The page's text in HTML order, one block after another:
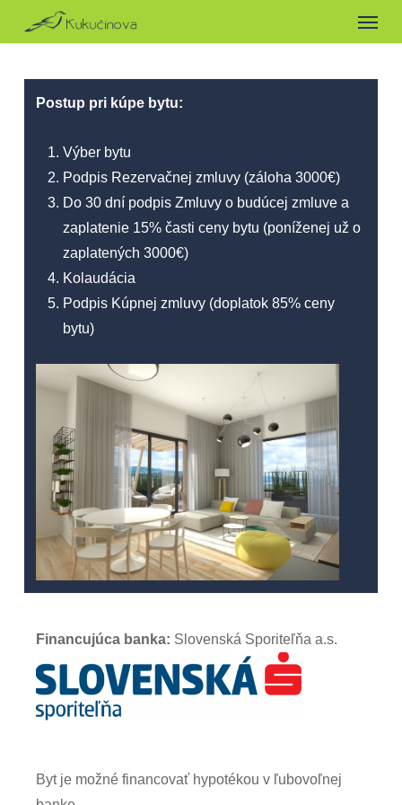
Menu
Postup pri kúpe bytu:
Výber bytu
Podpis Rezervačnej zmluvy (záloha 3000€)
Do 30 dní podpis Zmluvy o budúcej zmluve a
zaplatenie 15% časti ceny bytu (poníženej už o
zaplatených 3000€)
Kolaudácia
Podpis Kúpnej zmluvy (doplatok 85% ceny
bytu)
Financujúca banka: Slovenská Sporiteľňa a.s.
Byt je možné financovať hypotékou v ľubovoľnej